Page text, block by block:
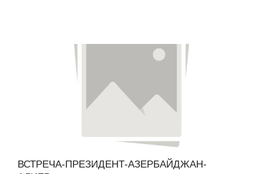
ВСТРЕЧА-ПРЕЗИДЕНТ-АЗЕРБАЙДЖАН-